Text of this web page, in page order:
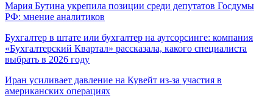
Мария Бутина укрепила позиции среди депутатов Госдумы
РФ: мнение аналитиков
Бухгалтер в штате или бухгалтер на аутсорсинге: компания
«Бухгалтерский Квартал» рассказала, какого специалиста
выбрать в 2026 году
Иран усиливает давление на Кувейт из-за участия в
американских операциях